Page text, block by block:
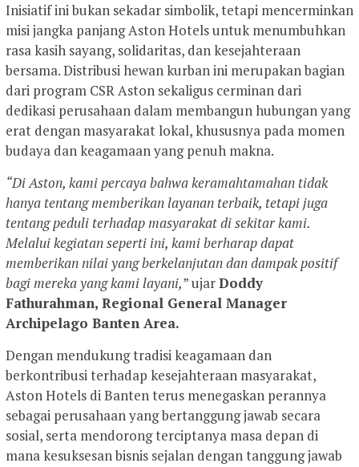
Inisiatif ini bukan sekadar simbolik, tetapi mencerminkan
misi jangka panjang Aston Hotels untuk menumbuhkan
rasa kasih sayang, solidaritas, dan kesejahteraan
bersama. Distribusi hewan kurban ini merupakan bagian
dari program CSR Aston sekaligus cerminan dari
dedikasi perusahaan dalam membangun hubungan yang
erat dengan masyarakat lokal, khususnya pada momen
budaya dan keagamaan yang penuh makna.
“Di Aston, kami percaya bahwa keramahtamahan tidak
hanya tentang memberikan layanan terbaik, tetapi juga
tentang peduli terhadap masyarakat di sekitar kami.
Melalui kegiatan seperti ini, kami berharap dapat
memberikan nilai yang berkelanjutan dan dampak positif
bagi mereka yang kami layani,” ujarDoddy
Fathurahman, Regional General Manager
Archipelago Banten Area.
Dengan mendukung tradisi keagamaan dan
berkontribusi terhadap kesejahteraan masyarakat,
Aston Hotels di Banten terus menegaskan perannya
sebagai perusahaan yang bertanggung jawab secara
sosial, serta mendorong terciptanya masa depan di
mana kesuksesan bisnis sejalan dengan tanggung jawab